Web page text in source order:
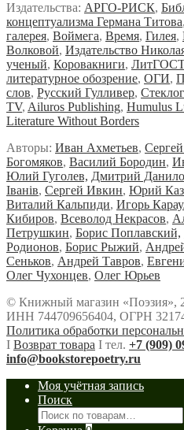
Издательства: АРГО-РИСК,
концептуализма Германа Титова,
галерея, Воймега, Время, Гилея,
Волковой, Издательство
ученый, Коровакниги, ЛитГОСТ
литературное обозрение, ОГИ,
слов, Русский Гулливер,
TV, Ailuros Publishing, Humulus
Literature Without Borders
Авторы: Иван Ахметьев,
Богомяков, Василий Бородин,
Юлий Гуголев, Дмитрий
Iванiв, Сергей Ивкин, Юрий
Виталий Кальпиди, Игорь
Кибиров, Всеволод Некрасов,
Петрушкин, Борис Поплавский,
Родионов, Борис Рыжий,
Сеньков, Андрей Тавров,
Олег Чухонцев, Олег Юрьев
© Книжный магазин «Поэзия»,
ИНН 744709656404, ОГРН
Политика обработки
Ι Возврат товара Ι тел. +7 (909)
info@bookstorepoetry.ru
Моя учётная запись
Поиск
Искать: